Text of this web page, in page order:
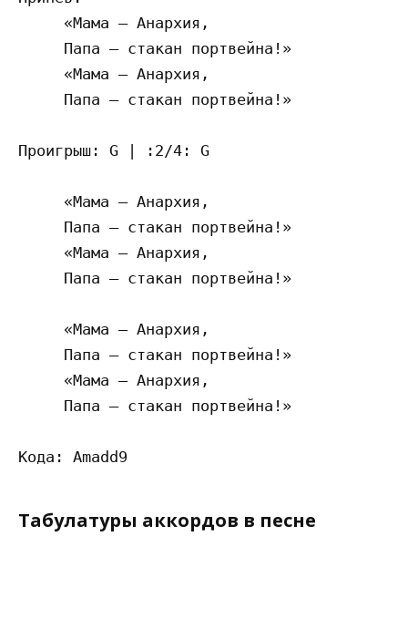
     «Мама – Анархия,
     Папа – стакан портвейна!»
     «Мама – Анархия,
     Папа – стакан портвейна!»
Проигрыш: G | :2/4: G
     «Мама – Анархия,
     Папа – стакан портвейна!»
     «Мама – Анархия,
     Папа – стакан портвейна!»
     «Мама – Анархия,
     Папа – стакан портвейна!»
     «Мама – Анархия,
     Папа – стакан портвейна!»
Табулатуры аккордов в песне